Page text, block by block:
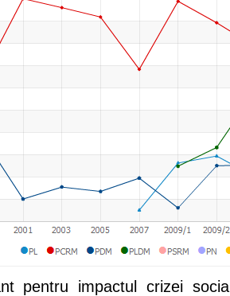
pentru impactul crizei